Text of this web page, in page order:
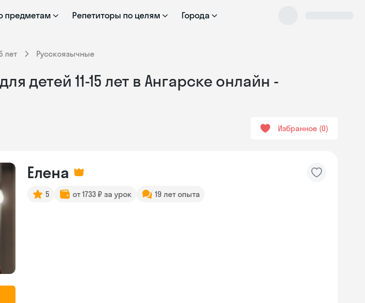
предметам Репетиторы по целям Города
лет Русскоязычные
детей 11-15 лет в Ангарске онлайн -
Избранное 0
Елена
5 от 1733 ₽ за урок 19 лет опыта